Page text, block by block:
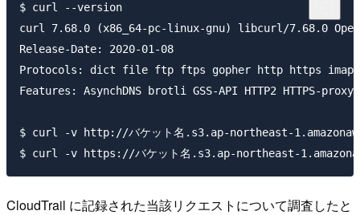
$ curl --version
curl 7.68.0 (x86_64-pc-linux-gnu) libcurl/7.68.0
Release-Date: 2020-01-08
Protocols: dict file ftp ftps gopher http https imap
Features: AsynchDNS brotli GSS-API HTTP2 HTTPS-
$ curl -v http://バケット名.s3.ap-northeast-
CloudTrail に記録された当該リクエストについて調査したと